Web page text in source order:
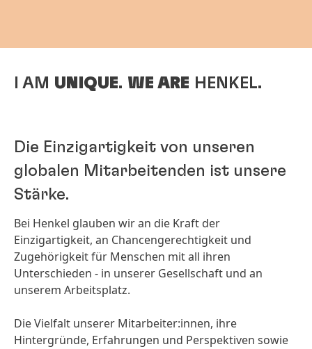
I AM UNIQUE. WE ARE HENKEL.
Die Einzigartigkeit von unseren
globalen Mitarbeitenden ist unsere
Stärke.
Bei Henkel glauben wir an die Kraft der
Einzigartigkeit, an Chancengerechtigkeit und
Zugehörigkeit für Menschen mit all ihren
Unterschieden - in unserer Gesellschaft und an
unserem Arbeitsplatz.
Die Vielfalt unserer Mitarbeiter:innen, ihre
Hintergründe, Erfahrungen und Perspektiven sowie